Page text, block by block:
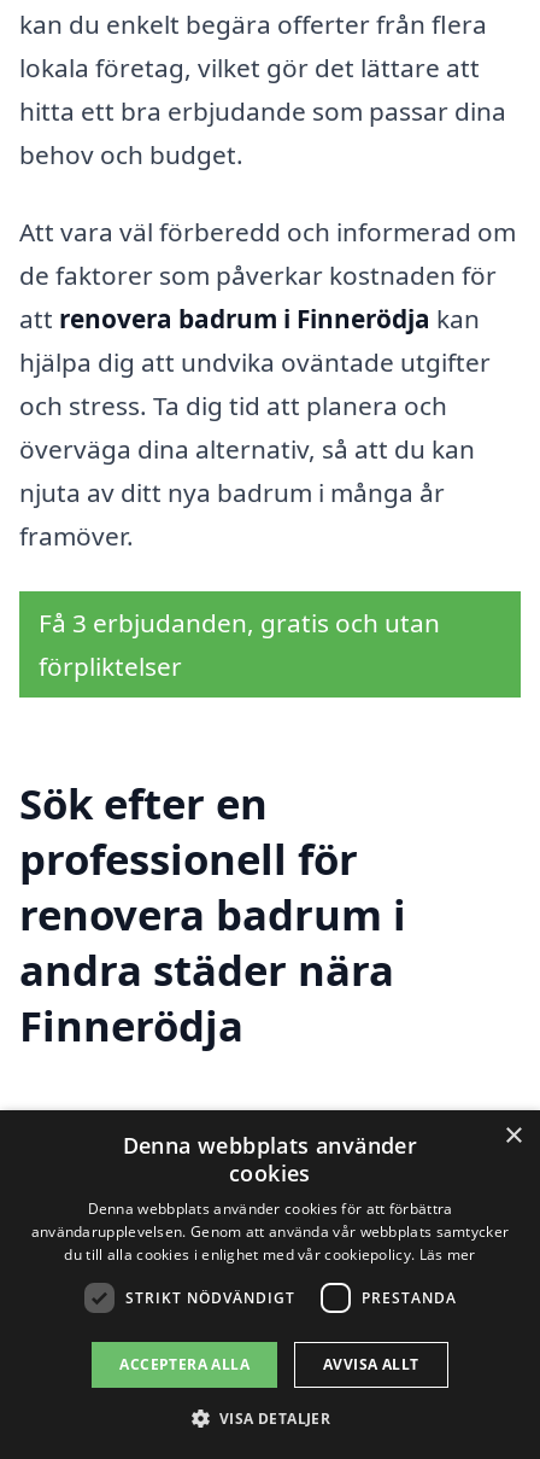
kan du enkelt begära offerter från flera
lokala företag, vilket gör det lättare att
hitta ett bra erbjudande som passar dina
behov och budget.
Att vara väl förberedd och informerad om
de faktorer som påverkar kostnaden för
att renovera badrum i Finnerödja kan
hjälpa dig att undvika oväntade utgifter
och stress. Ta dig tid att planera och
överväga dina alternativ, så att du kan
njuta av ditt nya badrum i många år
framöver.
Få 3 erbjudanden, gratis och utan
förpliktelser
Sök efter en
professionell för
renovera badrum i
andra städer nära
Finnerödja
Att renovera badrum i Finnerödja är en
stor investering och det är viktigt att du
hittar rätt hjälp. För att underlätta
processen kan du även överväga att
kontakta företag i närliggande städer. Här
är några platser där du kan hitta
kompetenta yrkesverksamma:
×
Denna webbplats använder
cookies
Denna webbplats använder cookies för att förbättra
användarupplevelsen. Genom att använda vår webbplats samtycker
du till alla cookies i enlighet med vår cookiepolicy. Läs mer
STRIKT NÖDVÄNDIGT PRESTANDA
ACCEPTERA ALLA AVVISA ALLT
VISA DETALJER